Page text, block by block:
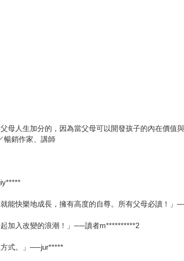
母人生加分的，因為當父母可以開發孩子的內在價值
暢銷作家、講師
能快樂地成長，擁有高度的自尊。所有父母必讀！」
加入改變的浪潮！」──讀者m**********2
方式。」──jur*****